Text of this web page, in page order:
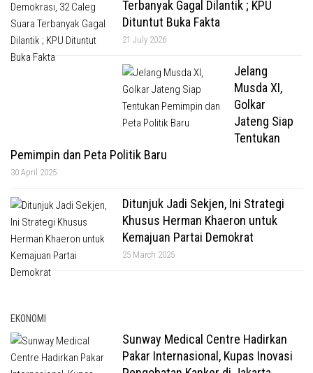
Terbanyak Gagal Dilantik ; KPU
Dituntut Buka Fakta
21 July 2026
Jelang
Musda XI,
Golkar
Jateng Siap
Tentukan
Pemimpin dan Peta Politik Baru
30 April 2025
Ditunjuk Jadi Sekjen, Ini Strategi
Khusus Herman Khaeron untuk
Kemajuan Partai Demokrat
25 March 2025
EKONOMI
Sunway Medical Centre Hadirkan
Pakar Internasional, Kupas Inovasi